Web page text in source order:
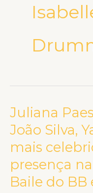
Juliana
João Silva,
mais
presença
Baile do BB
Juliana
Paes,
Maya
Massafera,
João
Silva,